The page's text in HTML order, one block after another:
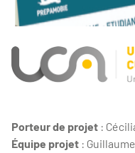
Porteur de projet :
Équipe projet :